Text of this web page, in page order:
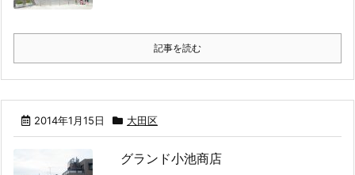
記事を読む
2014年1月15日 大田区
グランド小池商店